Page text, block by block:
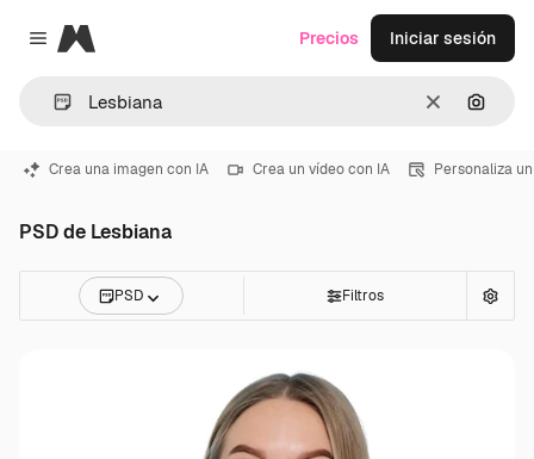
Close menu
Magnific
Borrar
Precios Iniciar sesión
Crea una imagen con IA Crea un vídeo con IA Personaliza
PSD de Lesbiana
PSD Filtros